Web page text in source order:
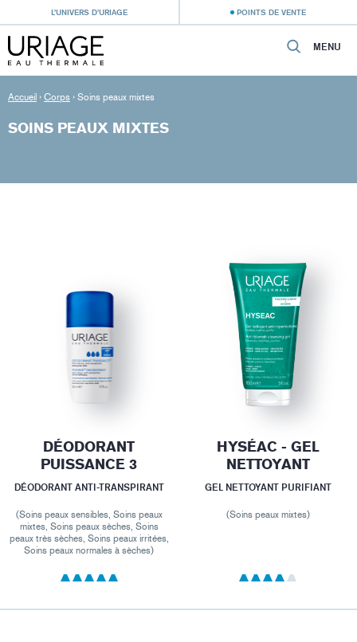
L’UNIVERS D’URIAGE POINTS DE VENTE
MENU
Accueil › Corps › Soins peaux mixtes
SOINS PEAUX MIXTES
DÉODORANT
PUISSANCE 3
DÉODORANT ANTI-TRANSPIRANT
(Soins peaux sensibles, Soins peaux
mixtes, Soins peaux sèches, Soins
peaux très sèches, Soins peaux irritées,
Soins peaux normales à sèches)
HYSÉAC - GEL
NETTOYANT
GEL NETTOYANT PURIFIANT
(Soins peaux mixtes)